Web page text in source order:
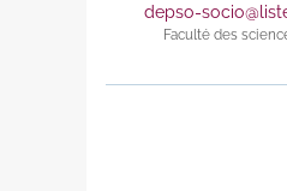
depso-
Faculté des